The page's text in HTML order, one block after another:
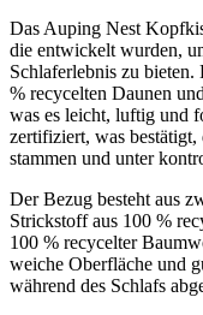
Das Auping Nest
die entwickelt wurden,
Schlaferlebnis zu
% recycelten Daunen
was es leicht, luftig und
zertifiziert, was bestätigt,
stammen und unter
Der Bezug besteht aus
Strickstoff aus 100 %
100 % recycelter
weiche Oberfläche und
während des Schlafs